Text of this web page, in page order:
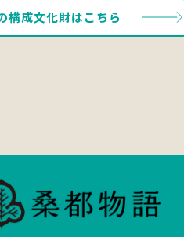
構成文化財はこちら